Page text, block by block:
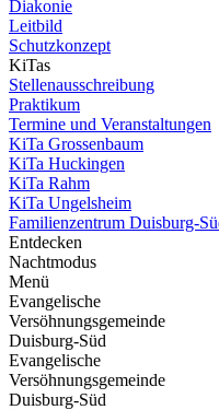
Diakonie
Leitbild
Schutzkonzept
KiTas
Stellenausschreibung
Praktikum
Termine und Veranstaltungen
KiTa Grossenbaum
KiTa Huckingen
KiTa Rahm
KiTa Ungelsheim
Familienzentrum Duisburg-
Entdecken
Nachtmodus
Menü
Evangelische
Versöhnungsgemeinde
Duisburg-Süd
Evangelische
Versöhnungsgemeinde
Duisburg-Süd